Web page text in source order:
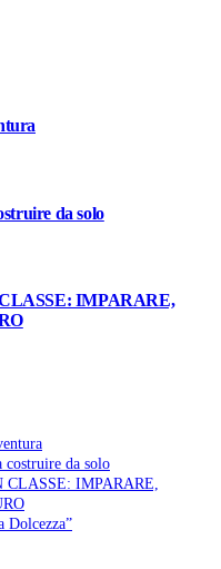
da solo
IMPARARE,
costruire da solo
IMPARARE,
Dolcezza”